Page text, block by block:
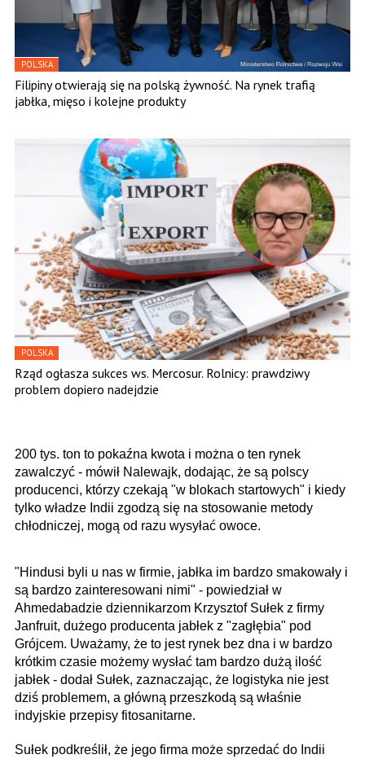
POLSKA
Filipiny otwierają się na polską żywność. Na rynek trafią
jabłka, mięso i kolejne produkty
POLSKA
Rząd ogłasza sukces ws. Mercosur. Rolnicy: prawdziwy
problem dopiero nadejdzie
200 tys. ton to pokaźna kwota i można o ten rynek
zawalczyć - mówił Nalewajk, dodając, że są polscy
producenci, którzy czekają "w blokach startowych" i kiedy
tylko władze Indii zgodzą się na stosowanie metody
chłodniczej, mogą od razu wysyłać owoce.
"Hindusi byli u nas w firmie, jabłka im bardzo smakowały i
są bardzo zainteresowani nimi" - powiedział w
Ahmedabadzie dziennikarzom Krzysztof Sułek z firmy
Janfruit, dużego producenta jabłek z "zagłębia" pod
Grójcem. Uważamy, że to jest rynek bez dna i w bardzo
krótkim czasie możemy wysłać tam bardzo dużą ilość
jabłek - dodał Sułek, zaznaczając, że logistyka nie jest
dziś problemem, a główną przeszkodą są właśnie
indyjskie przepisy fitosanitarne.
Sułek podkreślił, że jego firma może sprzedać do Indii